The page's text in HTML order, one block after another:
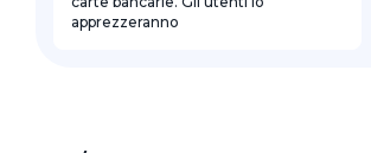
apprezzeranno